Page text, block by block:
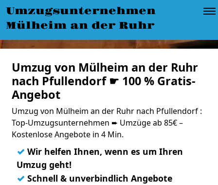
Umzugsunternehmen
Mülheim an der Ruhr
Umzug von Mülheim an der Ruhr
nach Pfullendorf ☛ 100 % Gratis-
Angebot
Umzug von Mülheim an der Ruhr nach Pfullendorf :
Top-Umzugsunternehmen ➨ Umzüge ab 85€ –
Kostenlose Angebote in 4 Min.
✓ Wir helfen Ihnen, wenn es um Ihren
Umzug geht!
✓ Schnell & unverbindlich Angebote